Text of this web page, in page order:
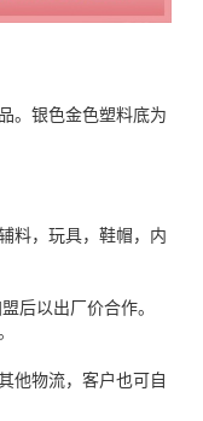
。银色金色塑料底为
料，玩具，鞋帽，内
后以出厂价合作。
他物流，客户也可自